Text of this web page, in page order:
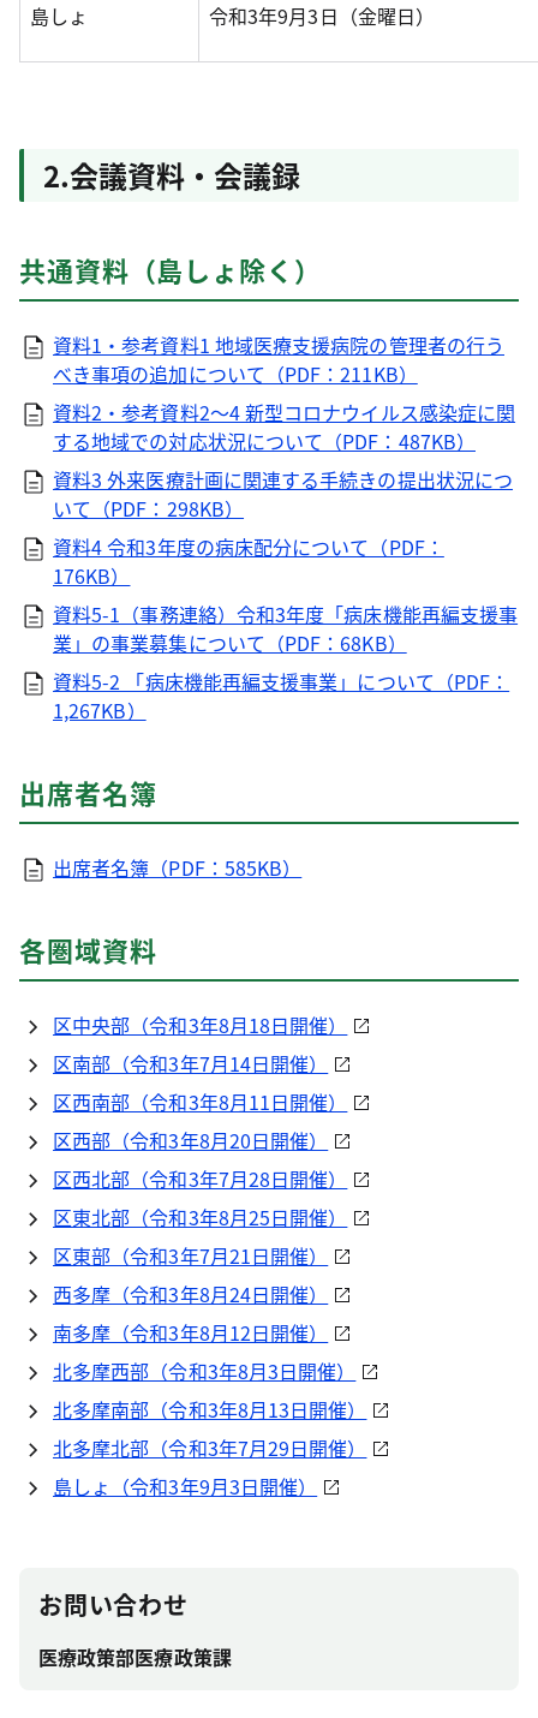
島しょ 令和3年9月3日（金曜日）
2.会議資料・会議録
共通資料（島しょ除く）
資料1・参考資料1 地域医療支援病院の管理者の行う
べき事項の追加について（PDF：211KB）
資料2・参考資料2～4 新型コロナウイルス感染症に関
する地域での対応状況について（PDF：487KB）
資料3 外来医療計画に関連する手続きの提出状況につ
いて（PDF：298KB）
資料4 令和3年度の病床配分について（PDF：
176KB）
資料5-1（事務連絡）令和3年度「病床機能再編支援事
業」の事業募集について（PDF：68KB）
資料5-2 「病床機能再編支援事業」について（PDF：
1,267KB）
出席者名簿
出席者名簿（PDF：585KB）
各圏域資料
区中央部（令和3年8月18日開催）
区南部（令和3年7月14日開催）
区西南部（令和3年8月11日開催）
区西部（令和3年8月20日開催）
区西北部（令和3年7月28日開催）
区東北部（令和3年8月25日開催）
区東部（令和3年7月21日開催）
西多摩（令和3年8月24日開催）
南多摩（令和3年8月12日開催）
北多摩西部（令和3年8月3日開催）
北多摩南部（令和3年8月13日開催）
北多摩北部（令和3年7月29日開催）
島しょ（令和3年9月3日開催）
お問い合わせ
医療政策部医療政策課